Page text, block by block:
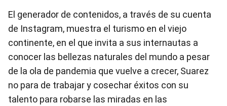
El generador de contenidos, a través de su cuenta
de Instagram, muestra el turismo en el viejo
continente, en el que invita a sus internautas a
conocer las bellezas naturales del mundo a pesar
de la ola de pandemia que vuelve a crecer, Suarez
no para de trabajar y cosechar éxitos con su
talento para robarse las miradas en las